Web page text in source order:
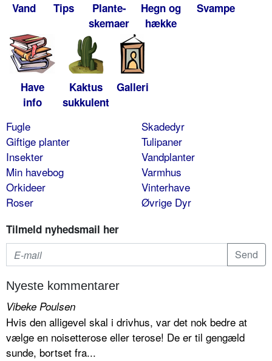
Vand Tips
Plante-
skemaer
Hegn og
hække
Svampe
Have
info
Kaktus
sukkulent
Galleri
Fugle
Giftige planter
Insekter
Min havebog
Orkideer
Roser
Skadedyr
Tulipaner
Vandplanter
Varmhus
Vinterhave
Øvrige Dyr
Tilmeld nyhedsmail her
Nyeste kommentarer
Vibeke Poulsen
Hvis den alligevel skal i drivhus, var det nok bedre at
vælge en noisetterose eller terose! De er til gengæld
sunde, bortset fra...